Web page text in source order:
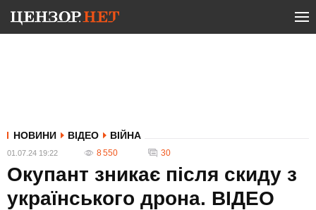
НОВИНИ ВІДЕО ВІЙНА
01.07.24 19:22 8 550 30
Окупант зникає після скиду з
українського дрона. ВIДЕО